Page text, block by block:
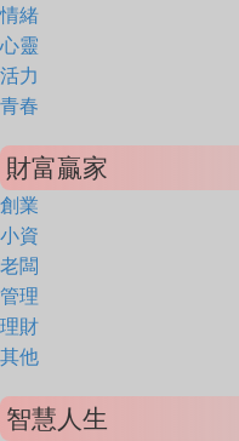
情緒
心靈
活力
青春
財富贏家
創業
小資
老闆
管理
理財
其他
智慧人生